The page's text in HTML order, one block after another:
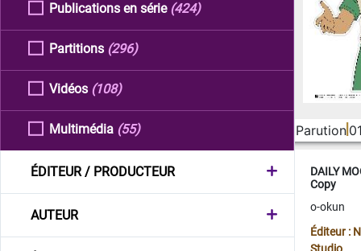
Publications en série (424)
Partitions (296)
Vidéos (108)
Multimédia (55)
ÉDITEUR / PRODUCTEUR
AUTEUR
Parution
DAILY
Copy
o-okun
Éditeur :